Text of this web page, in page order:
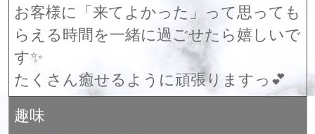
お客様に「来てよかった」って思っても
らえる時間を一緒に過ごせたら嬉しいで
す✨
たくさん癒せるように頑張りますっ💕
趣味